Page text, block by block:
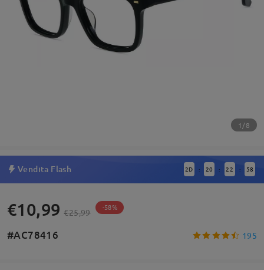
1/8
Vendita Flash 2D : 20 : 22 : 58
€10,99 €25,99 -58%
#AC78416 195